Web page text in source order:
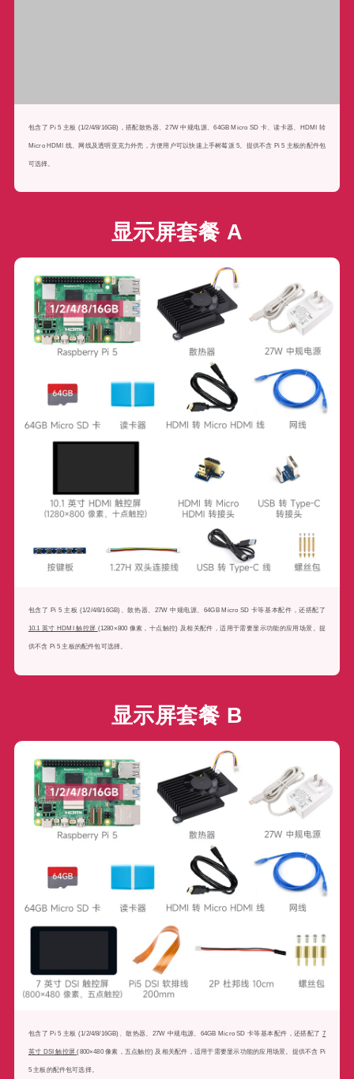
包含了 Pi 5 主板 (1/2/4/8/16GB)、散热器、27W 中规电源、64GB Micro SD 卡等基本配件，还搭配了
(1280×800 像素，十点触控) 及相关配件，适用于需要显示功能的应用场景。提
显示屏套餐 B
包含了 Pi 5 主板 (1/2/4/8/16GB)、散热器、27W 中规电源、64GB Micro SD 卡等基本配件，还搭配了7
英寸 DSI 触控屏(800×480 像素，五点触控) 及相关配件，适用于需要显示功能的应用场景。提供不含 Pi